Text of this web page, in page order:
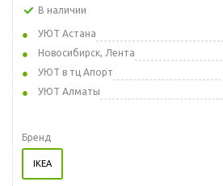
В наличии
УЮТ Астана
Новосибирск, Лента
УЮТ в тц Апорт
УЮТ Алматы
Бренд
IKEA